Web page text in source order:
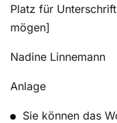
Platz für
mögen]
Nadine Linnemann
Anlage
Sie können das